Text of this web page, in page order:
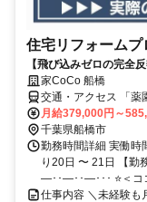
住宅リフォーム
【飛び込みゼロの完全
家CoCo 船橋
交通・アクセス 「薬
月給379,000円～
千葉県船橋市
勤務時間詳細 実働時
り20日 〜 21日 【
―･･―･･―･･･ ⭐＜コ
仕事内容 ＼未経験も